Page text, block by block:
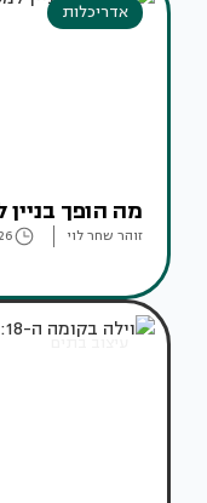
אדריכלות
מה הופך
זוהר שחר לוי
עיצוב בתים